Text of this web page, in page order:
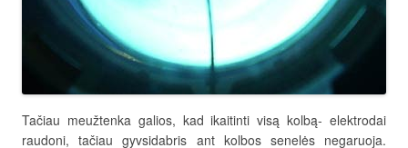
Tačiau meužtenka galios, kad ikaitinti visą kolbą- elektrodai
raudoni, tačiau gyvsidabris ant kolbos senelės negaruoja.